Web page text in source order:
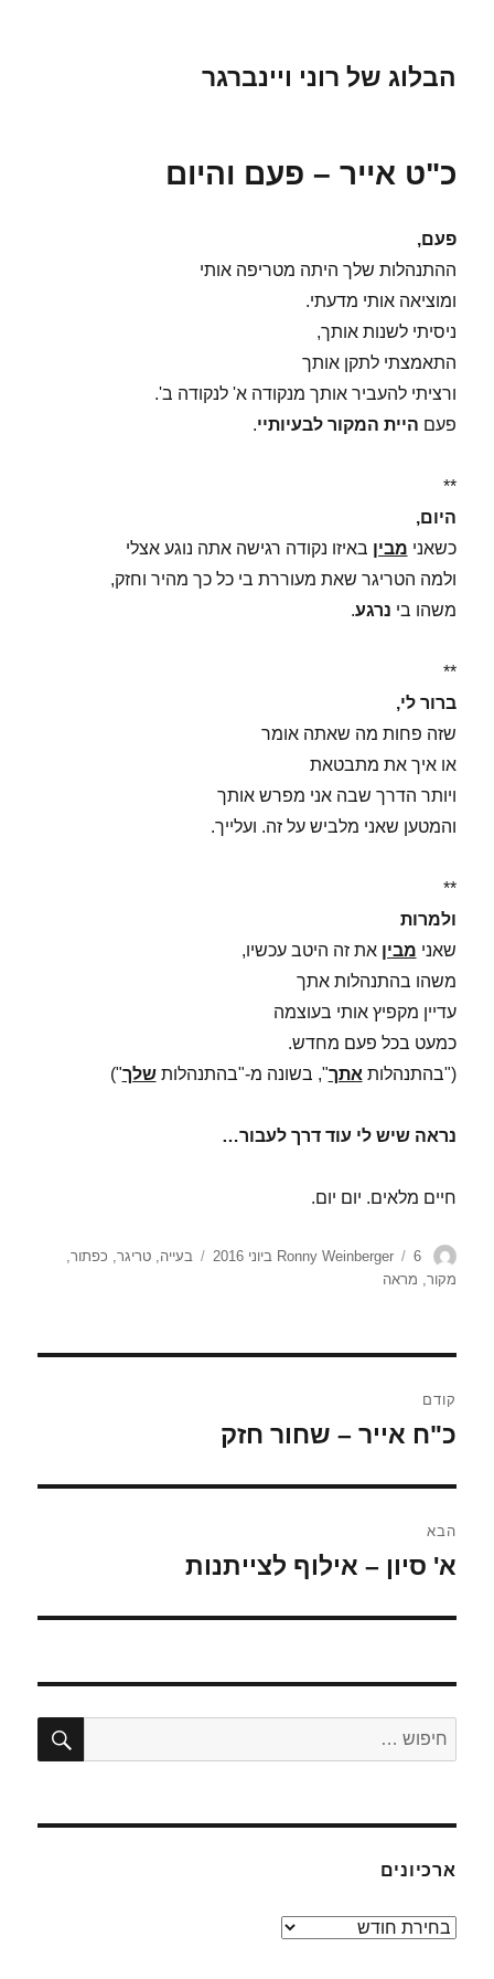
הבלוג של רוני ויינברגר
כ"ט אייר – פעם והיום
פעם,
ההתנהלות שלך היתה מטריפה אותי
ומוציאה אותי מדעתי.
ניסיתי לשנות אותך,
התאמצתי לתקן אותך
ורציתי להעביר אותך מנקודה א' לנקודה ב'.
פעם היית המקור לבעיותיי.
**
היום,
כשאני מבין באיזו נקודה רגישה אתה נוגע אצלי
ולמה הטריגר שאת מעוררת בי כל כך מהיר וחזק,
משהו בי נרגע.
**
ברור לי,
שזה פחות מה שאתה אומר
או איך את מתבטאת
ויותר הדרך שבה אני מפרש אותך
והמטען שאני מלביש על זה. ועלייך.
**
ולמרות
שאני מבין את זה היטב עכשיו,
משהו בהתנהלות אתך
עדיין מקפיץ אותי בעוצמה
כמעט בכל פעם מחדש.
("בהתנהלות אתך", בשונה מ-"בהתנהלותשלך")
נראה שיש לי עוד דרך לעבור…
חיים מלאים. יום יום.
מחברRonny Weinberger
פורסם
בתאריך
6 ביוני 2016 תגיות
בעייה,טריגר, כפתור,
מקור, מראה
קודם
הפוסט
כ"ח אייר – שחור חזק
הבא
הפוסט
א' סיון – אילוף לצייתנות
חפש:
ארכיונים
ארכיונים